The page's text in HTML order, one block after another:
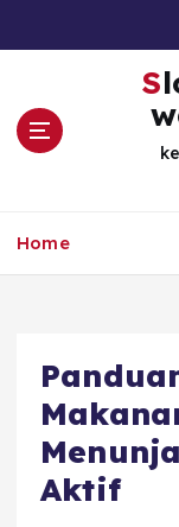
Slot murni dari
Home
Aktif